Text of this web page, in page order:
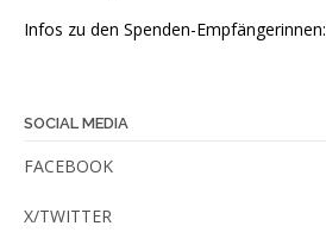
Infos zu den Spenden-Empfängerinnen:
SOCIAL MEDIA
FACEBOOK
X/TWITTER